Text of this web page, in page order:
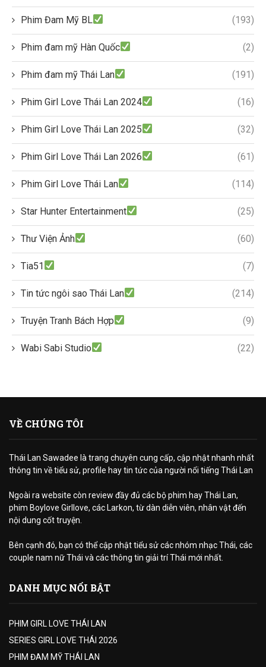
Phim Đam Mỹ BL (193)
Phim đam mỹ Hàn Quốc (2)
Phim đam mỹ Thái Lan (191)
Phim Girl Love Thái Lan 2024 (16)
Phim Girl Love Thái Lan 2025 (32)
Phim Girl Love Thái Lan 2026 (61)
Phim Girl Love Thái Lan (114)
Star Hunter Entertainment (25)
Thư Viện Ảnh (60)
Tia51 (7)
Tin tức ngôi sao Thái Lan (214)
Truyện Tranh Bách Hợp (9)
Wabi Sabi Studio (22)
VỀ CHÚNG TÔI
Thái Lan Sawadee là trang chuyên cung cấp, cập nhật nhanh nhất
thông tin về tiểu sử, profile hay tin tức của người nổi tiếng Thái Lan
Ngoài ra website còn review đầy đủ các bộ phim hay Thái Lan,
phim Boylove Girllove, các Larkon, từ dàn diễn viên, nhân vật đến
nội dung cốt truyện.
Bên cạnh đó, bạn có thể cập nhật tiểu sử các nhóm nhạc Thái, các
couple nam nữ Thái và các thông tin giải trí Thái mới nhất.
DANH MỤC NỔI BẬT
PHIM GIRL LOVE THÁI LAN
SERIES GIRL LOVE THÁI 2026
PHIM ĐAM MỸ THÁI LAN